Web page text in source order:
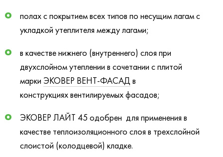
полах с покрытием всех типов по несущим лагам с
укладкой утеплителя между лагами;
в качестве нижнего (внутреннего) слоя при
двухслойном утеплении в сочетании с плитой
марки ЭКОВЕР ВЕНТ-ФАСАД в
конструкциях вентилируемых фасадов;
ЭКОВЕР ЛАЙТ 45 одобрен для применения в
качестве теплоизоляционного слоя в трехслойной
слоистой (колодцевой) кладке.